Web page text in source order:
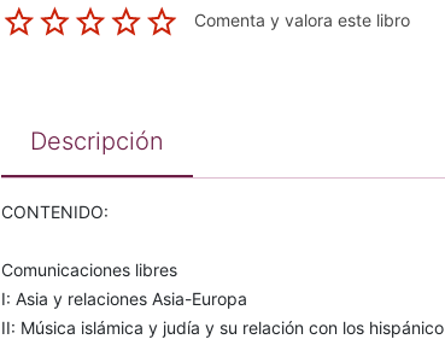
Comenta y valora este libro
Descripción
CONTENIDO:
Comunicaciones libres
I: Asia y relaciones Asia-Europa
II: Música islámica y judía y su relación con los hispánico